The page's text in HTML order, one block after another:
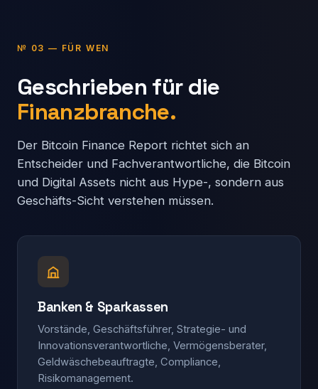
№ 03 — FÜR WEN
Geschrieben für die
Finanzbranche.
Der Bitcoin Finance Report richtet sich an
Entscheider und Fachverantwortliche, die Bitcoin
und Digital Assets nicht aus Hype-, sondern aus
Geschäfts-Sicht verstehen müssen.
Banken & Sparkassen
Vorstände, Geschäftsführer, Strategie- und
Innovationsverantwortliche, Vermögensberater,
Geldwäschebeauftragte, Compliance,
Risikomanagement.